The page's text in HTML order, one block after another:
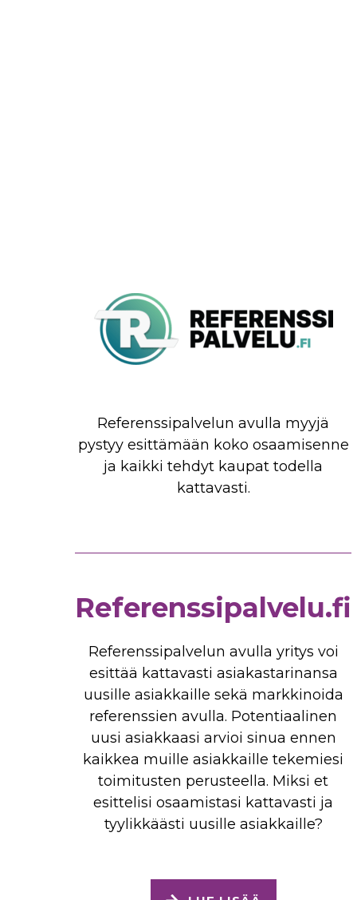
Referenssipalvelu.fi
Referenssipalvelun avulla yritys voi
esittää kattavasti asiakastarinansa
uusille asiakkaille sekä markkinoida
referenssien avulla. Potentiaalinen
uusi asiakkaasi arvioi sinua ennen
kaikkea muille asiakkaille tekemiesi
toimitusten perusteella. Miksi et
esittelisi osaamistasi kattavasti ja
tyylikkäästi uusille asiakkaille?
Referenssipalvelun avulla myyjä
pystyy esittämään koko osaamisenne
ja kaikki tehdyt kaupat todella
kattavasti.